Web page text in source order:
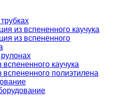
из вспененного каучука
из вспененного
вспененного каучука
вспененного полиэтилена